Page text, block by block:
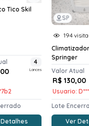
Tico Skil
4
Lances
SP
194
Springer
Valor Atual
R$ 130,00
Usuario:
Lote
Ver